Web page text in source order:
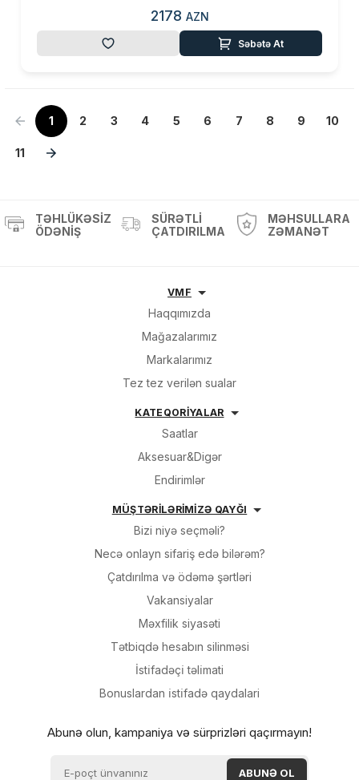
2178 AZN
Səbətə At
1 2 3 4 5 6 7 8 9 10
11
TƏHLÜKƏSIZ
ÖDƏNIŞ
SÜRƏTLI
ÇATDIRILMA
MƏHSULLARA
ZƏMANƏT
VMF
Haqqımızda
Mağazalarımız
Markalarımız
Tez tez verilən sualar
KATEQORİYALAR
Saatlar
Aksesuar&Digər
Endirimlər
MÜŞTƏRİLƏRİMİZƏ QAYĞI
Bizi niyə seçməli?
Necə onlayn sifariş edə bilərəm?
Çatdırılma və ödəmə şərtləri
Vakansiyalar
Məxfilik siyasəti
Tətbiqdə hesabın silinməsi
İsti̇fadəçi̇ təli̇mati
Bonuslardan i̇sti̇fadə qaydalari
Abunə olun, kampaniya və sürprizləri qaçırmayın!